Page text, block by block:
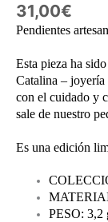
31,00€
Pendientes
Esta pieza ha
Catalina – joyería
con el cuidado y
sale de nuestro
Es una edición
PESO: 3,2